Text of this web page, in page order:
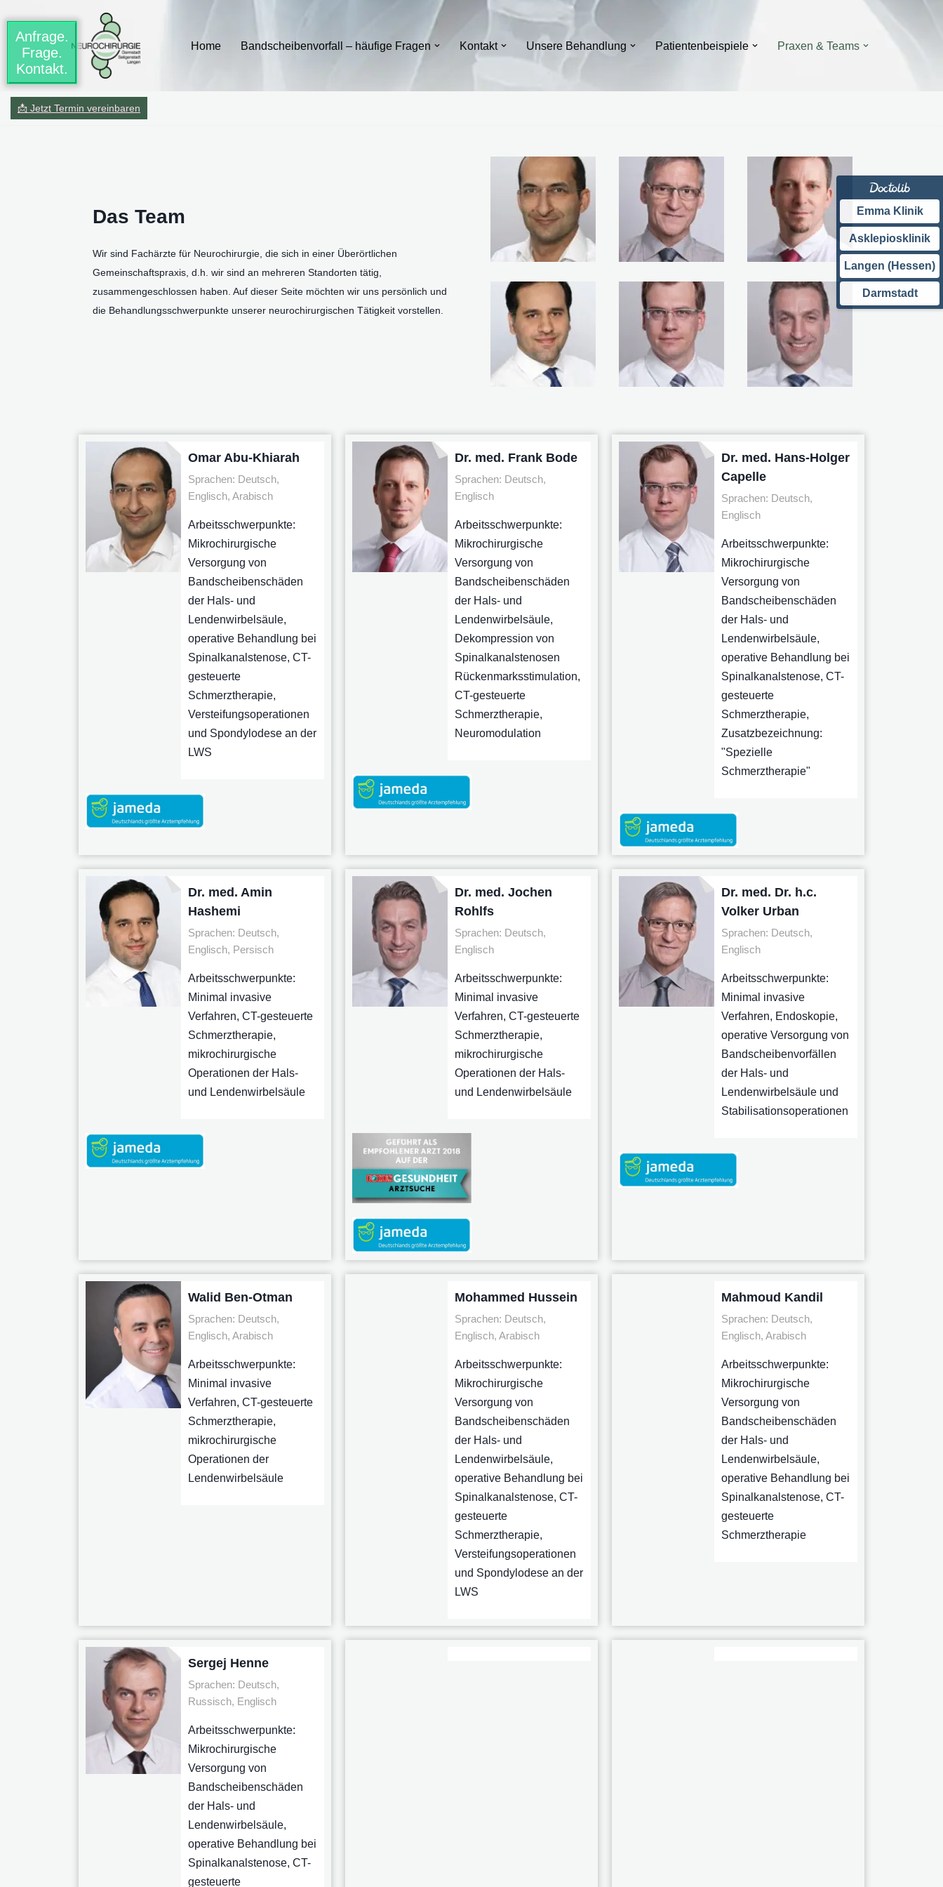
Emma Klinik
Asklepiosklinik
Langen (Hessen)
Darmstadt
Zum
Inhalt
springen
Home Bandscheibenvorfall – häufige Fragen Kontakt Unsere Behandlung Patientenbeispiele Praxen & Teams
📩 Jetzt Termin vereinbaren
Das Team
Wir sind Fachärzte für Neurochirurgie, die sich in einer Überörtlichen
Gemeinschaftspraxis, d.h. wir sind an mehreren Standorten tätig,
zusammengeschlossen haben. Auf dieser Seite möchten wir uns persönlich und
die Behandlungsschwerpunkte unserer neurochirurgischen Tätigkeit vorstellen.
Omar Abu-Khiarah
Sprachen: Deutsch,
Englisch, Arabisch
Arbeitsschwerpunkte:
Mikrochirurgische
Versorgung von
Bandscheibenschäden
der Hals- und
Lendenwirbelsäule,
operative Behandlung bei
Spinalkanalstenose, CT-
gesteuerte
Schmerztherapie,
Versteifungsoperationen
und Spondylodese an der
LWS
Dr. med. Frank Bode
Sprachen: Deutsch,
Englisch
Arbeitsschwerpunkte:
Mikrochirurgische
Versorgung von
Bandscheibenschäden
der Hals- und
Lendenwirbelsäule,
Dekompression von
Spinalkanalstenosen
Rückenmarksstimulation,
CT-gesteuerte
Schmerztherapie,
Neuromodulation
Dr. med. Hans-Holger
Capelle
Sprachen: Deutsch,
Englisch
Arbeitsschwerpunkte:
Mikrochirurgische
Versorgung von
Bandscheibenschäden
der Hals- und
Lendenwirbelsäule,
operative Behandlung bei
Spinalkanalstenose, CT-
gesteuerte
Schmerztherapie,
Zusatzbezeichnung:
"Spezielle
Schmerztherapie"
Dr. med. Amin
Hashemi
Sprachen: Deutsch,
Englisch, Persisch
Arbeitsschwerpunkte:
Minimal invasive
Verfahren, CT-gesteuerte
Schmerztherapie,
mikrochirurgische
Operationen der Hals-
und Lendenwirbelsäule
Dr. med. Jochen
Rohlfs
Sprachen: Deutsch,
Englisch
Arbeitsschwerpunkte:
Minimal invasive
Verfahren, CT-gesteuerte
Schmerztherapie,
mikrochirurgische
Operationen der Hals-
und Lendenwirbelsäule
Dr. med. Dr. h.c.
Volker Urban
Sprachen: Deutsch,
Englisch
Arbeitsschwerpunkte:
Minimal invasive
Verfahren, Endoskopie,
operative Versorgung von
Bandscheibenvorfällen
der Hals- und
Lendenwirbelsäule und
Stabilisationsoperationen
Walid Ben-Otman
Sprachen: Deutsch,
Englisch, Arabisch
Arbeitsschwerpunkte:
Minimal invasive
Verfahren, CT-gesteuerte
Schmerztherapie,
mikrochirurgische
Operationen der
Lendenwirbelsäule
Mohammed Hussein
Sprachen: Deutsch,
Englisch, Arabisch
Arbeitsschwerpunkte:
Mikrochirurgische
Versorgung von
Bandscheibenschäden
der Hals- und
Lendenwirbelsäule,
operative Behandlung bei
Spinalkanalstenose, CT-
gesteuerte
Schmerztherapie,
Versteifungsoperationen
und Spondylodese an der
LWS
Mahmoud Kandil
Sprachen: Deutsch,
Englisch, Arabisch
Arbeitsschwerpunkte:
Mikrochirurgische
Versorgung von
Bandscheibenschäden
der Hals- und
Lendenwirbelsäule,
operative Behandlung bei
Spinalkanalstenose, CT-
gesteuerte
Schmerztherapie
Sergej Henne
Sprachen: Deutsch,
Russisch, Englisch
Arbeitsschwerpunkte:
Mikrochirurgische
Versorgung von
Bandscheibenschäden
der Hals- und
Lendenwirbelsäule,
operative Behandlung bei
Spinalkanalstenose, CT-
gesteuerte
Anfrage.
Frage.
Kontakt.